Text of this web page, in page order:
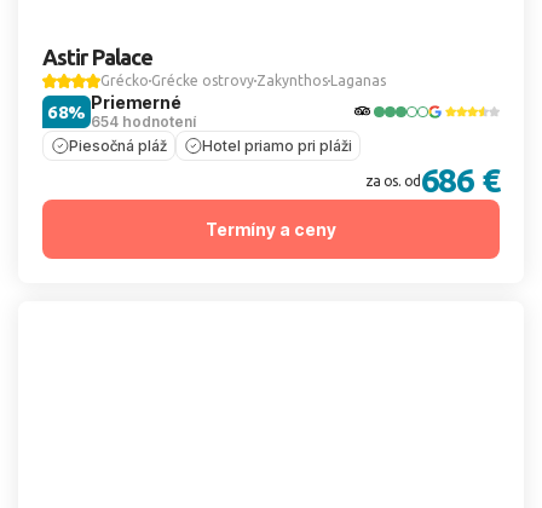
Astir Palace
Grécko Grécke ostrovy Zakynthos Laganas
Priemerné
654 hodnotení
68%
Piesočná pláž Hotel priamo pri pláži
za os. od 686 €
Termíny a ceny